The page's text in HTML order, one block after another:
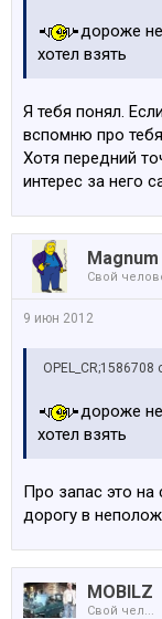
дороже
хотел взять
Я тебя понял.
вспомню про
Хотя передний
интерес за него
Magnum
Свой
9 июн 2012
OPEL_CR;1586708
дороже
хотел взять
Про запас это на
дорогу в
MOBILZ
Свой чел...